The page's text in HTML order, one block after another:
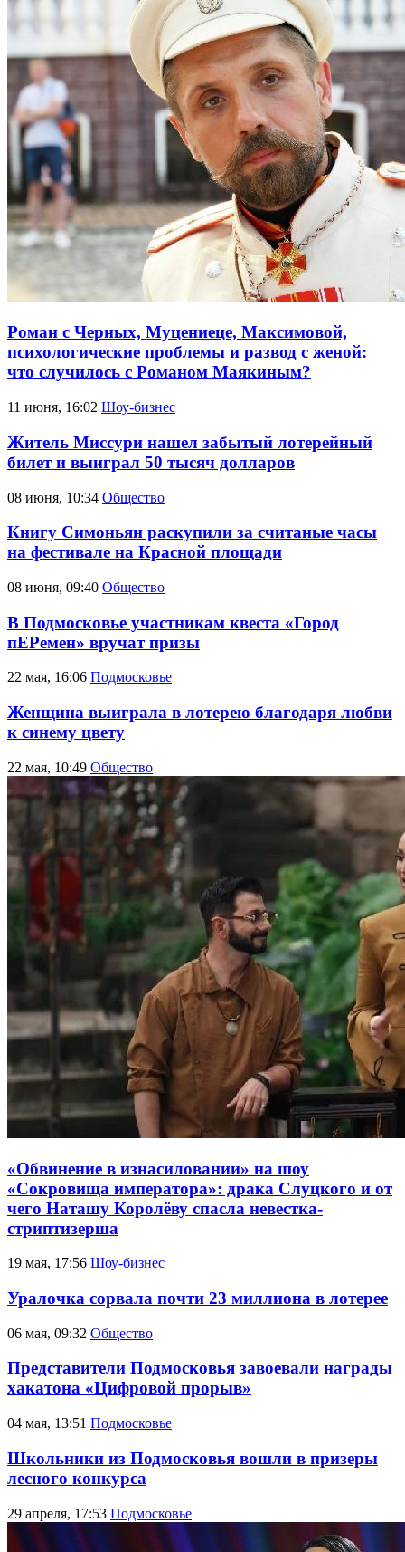
Роман с Черных, Муцениеце, Максимовой,
психологические проблемы и развод с женой:
что случилось с Романом Маякиным?
11 июня, 16:02 Шоу-бизнес
Житель Миссури нашел забытый лотерейный
билет и выиграл 50 тысяч долларов
08 июня, 10:34 Общество
Книгу Симоньян раскупили за считаные часы
на фестивале на Красной площади
08 июня, 09:40 Общество
В Подмосковье участникам квеста «Город
пЕРемен» вручат призы
22 мая, 16:06 Подмосковье
Женщина выиграла в лотерею благодаря любви
к синему цвету
22 мая, 10:49 Общество
«Обвинение в изнасиловании» на шоу
«Сокровища императора»: драка Слуцкого и от
чего Наташу Королёву спасла невестка-
стриптизерша
19 мая, 17:56 Шоу-бизнес
Уралочка сорвала почти 23 миллиона в лотерее
06 мая, 09:32 Общество
Представители Подмосковья завоевали награды
хакатона «Цифровой прорыв»
04 мая, 13:51 Подмосковье
Школьники из Подмосковья вошли в призеры
лесного конкурса
29 апреля, 17:53 Подмосковье